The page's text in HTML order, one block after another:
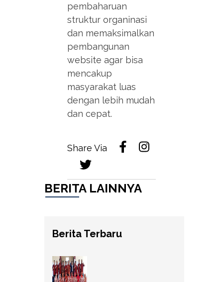
pembaharuan
struktur organinasi
dan memaksimalkan
pembangunan
website agar bisa
mencakup
masyarakat luas
dengan lebih mudah
dan cepat.
Share Via
BERITA LAINNYA
Berita Terbaru